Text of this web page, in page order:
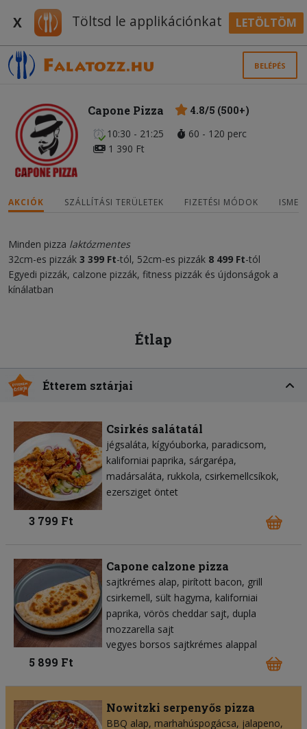
X Töltsd le applikációnkat LETÖLTÖM
BELÉPÉS
Capone Pizza
4.8/5 (500+)
10:30 - 21:25
60 - 120 perc
1 390 Ft
AKCIÓK SZÁLLÍTÁSI TERÜLETEK FIZETÉSI MÓDOK
Minden pizza laktózmentes
32cm-es pizzák 3 399 Ft-tól, 52cm-es pizzák 8 499 Ft-tól
Egyedi pizzák, calzone pizzák, fitness pizzák és újdonságok a
kínálatban
Étlap
Étterem sztárjai
Csirkés salátatál
jégsaláta kígyóuborka paradicsom
kaliforniai paprika sárgarépa
madársaláta rukkola csirkemellcsíkok
ezersziget öntet
3 799 Ft
Capone calzone pizza
sajtkrémes alap pirított bacon grill
csirkemell sült hagyma kaliforniai
paprika vörös cheddar sajt dupla
mozzarella sajt
vegyes borsos sajtkrémes alappal
5 899 Ft
Nowitzki serpenyős pizza
BBQ alap marhahúspogácsa jalapeno